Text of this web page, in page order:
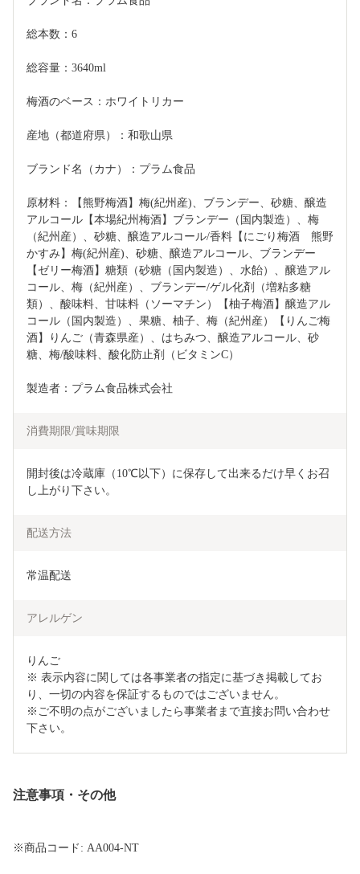
総本数：6
総容量：3640ml
梅酒のベース：ホワイトリカー
産地（都道府県）：和歌山県
ブランド名（カナ）：プラム食品
原材料：【熊野梅酒】梅(紀州産)、ブランデー、砂糖、醸造
アルコール【本場紀州梅酒】ブランデー（国内製造）、梅
（紀州産）、砂糖、醸造アルコール/香料【にごり梅酒　熊野
かすみ】梅(紀州産)、砂糖、醸造アルコール、ブランデー
【ゼリー梅酒】糖類（砂糖（国内製造）、水飴）、醸造アル
コール、梅（紀州産）、ブランデー/ゲル化剤（増粘多糖
類）、酸味料、甘味料（ソーマチン）【柚子梅酒】醸造アル
コール（国内製造）、果糖、柚子、梅（紀州産）【りんご梅
酒】りんご（青森県産）、はちみつ、醸造アルコール、砂
糖、梅/酸味料、酸化防止剤（ビタミンC）
製造者：プラム食品株式会社
消費期限/賞味期限
開封後は冷蔵庫（10℃以下）に保存して出来るだけ早くお召
し上がり下さい。
配送方法
常温配送
アレルゲン
りんご
※ 表示内容に関しては各事業者の指定に基づき掲載してお
り、一切の内容を保証するものではございません。
※ご不明の点がございましたら事業者まで直接お問い合わせ
下さい。
注意事項・その他
※商品コード: AA004-NT